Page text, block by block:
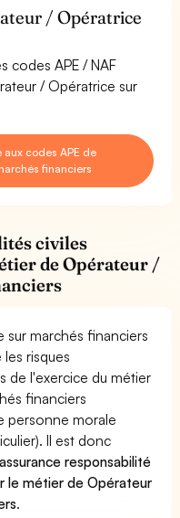
/ Opératrice
codes APE / NAF
/ Opératrice sur
codes APE de
financiers
civiles
de Opérateur /
marchés financiers
risques
de l'exercice du métier
financiers
personne morale
Il est donc
assurance responsabilité
le métier de Opérateur
.